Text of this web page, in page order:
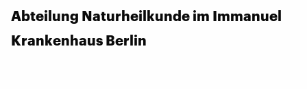
Abteilung Naturheilkunde im Immanuel
Krankenhaus Berlin